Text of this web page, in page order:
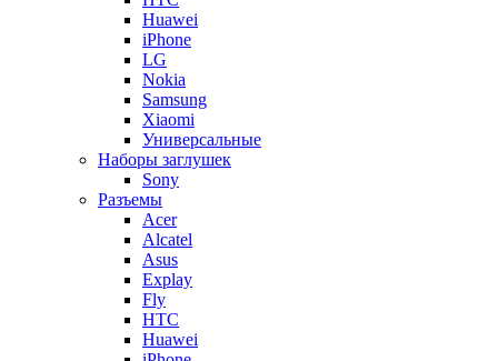
Huawei
iPhone
LG
Nokia
Samsung
Xiaomi
Универсальные
Наборы заглушек
Sony
Разъемы
Acer
Alcatel
Asus
Explay
Fly
HTC
Huawei